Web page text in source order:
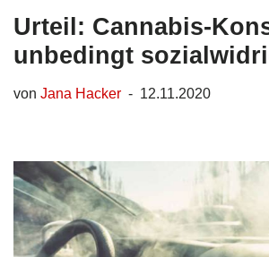
Urteil: Cannabis-
unbedingt
von Jana Hacker 12.11.2020